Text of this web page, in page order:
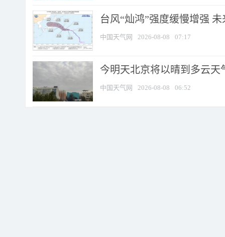
台风“灿鸿”强度缓慢增强
中国天气网 2026-08-08 07:17
今明天北京将以晴到多云
中国天气网 2026-08-08 06:52